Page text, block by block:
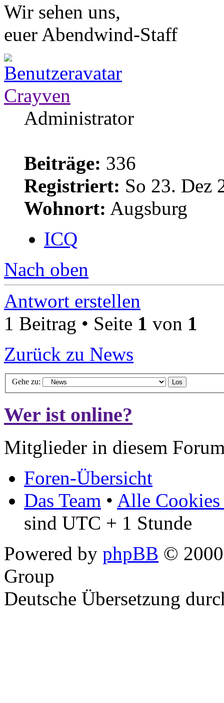
Wir sehen uns,
euer Abendwind-Staff
Crayven
Administrator
Beiträge: 336
Registriert: So 23. Dez
Wohnort: Augsburg
ICQ
Nach oben
Antwort erstellen
1 Beitrag • Seite 1 von 1
Zurück zu News
Gehe zu:
Wer ist online?
Mitglieder in diesem
Foren-Übersicht
Das Team • Alle Cookies
sind UTC + 1 Stunde
Powered by phpBB ©
Group
Deutsche Übersetzung